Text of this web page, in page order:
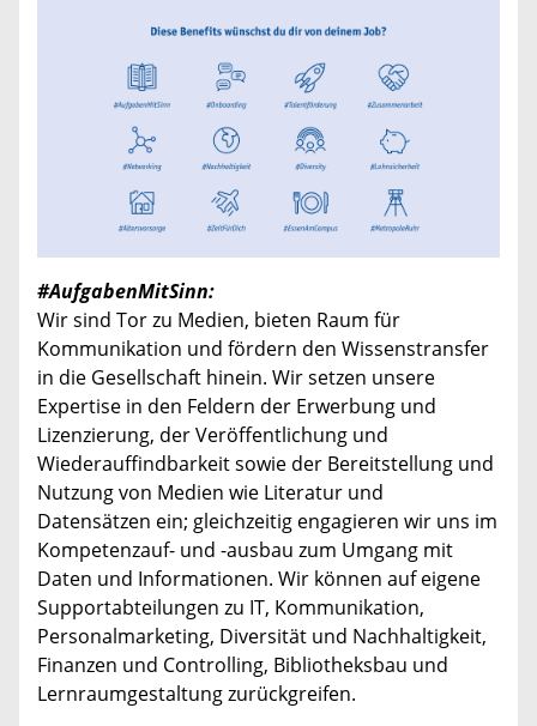
#AufgabenMitSinn:
Wir sind Tor zu Medien, bieten Raum für
Kommunikation und fördern den Wissenstransfer
in die Gesellschaft hinein. Wir setzen unsere
Expertise in den Feldern der Erwerbung und
Lizenzierung, der Veröffentlichung und
Wiederauffindbarkeit sowie der Bereitstellung und
Nutzung von Medien wie Literatur und
Datensätzen ein; gleichzeitig engagieren wir uns im
Kompetenzauf- und -ausbau zum Umgang mit
Daten und Informationen. Wir können auf eigene
Supportabteilungen zu IT, Kommunikation,
Personalmarketing, Diversität und Nachhaltigkeit,
Finanzen und Controlling, Bibliotheksbau und
Lernraumgestaltung zurückgreifen.